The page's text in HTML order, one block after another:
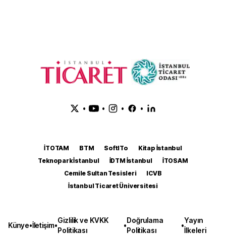
• • • •
İTOTAM BTM SoftITo
Kitap İstanbul
Teknopark İstanbul
İDTM İstanbul
İTOSAM
Cemile Sultan Tesisleri
ICVB
İstanbul Ticaret Üniversitesi
Künye•İletişim•
Gizlilik ve KVKK
Politikası
•
Doğrulama
Politikası
•
Yayın
İlkeleri